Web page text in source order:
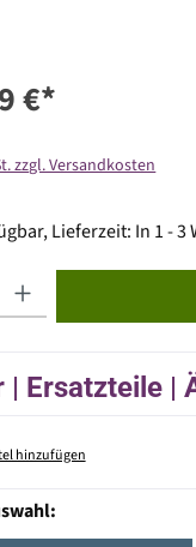
€*
zzgl. Versandkosten
Lieferzeit: In 1 - 3
| Ersatzteile |
hinzufügen